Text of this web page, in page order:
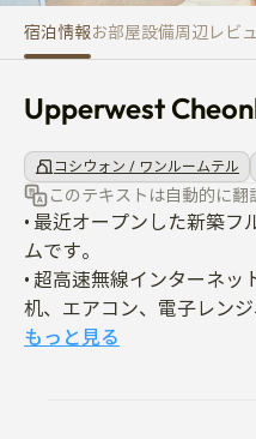
宿泊情報お部屋設備周辺 レビ
Upperwest
コシウォン / ワンルームテル
このテキストは自動的に翻
• 最近オープンした新築
ムです。
• 超高速無線インターネッ
机、エアコン、電子レン
どフルオプションを備えた
もっと見る